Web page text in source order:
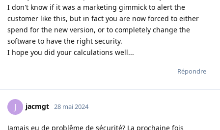
I don't know if it was a marketing gimmick to alert the
customer like this, but in fact you are now forced to either
spend for the new version, or to completely change the
software to have the right security.
I hope you did your calculations well...
Répondre
J jacmgt 28 mai 2024
Jamais eu de problême de sécurité? La prochaine fois